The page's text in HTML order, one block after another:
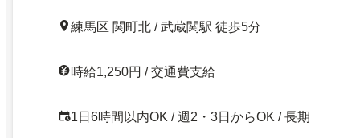
練馬区 関町北 / 武蔵関駅 徒歩5分
時給1,250円 / 交通費支給
1日6時間以内OK / 週2・3日からOK / 長期